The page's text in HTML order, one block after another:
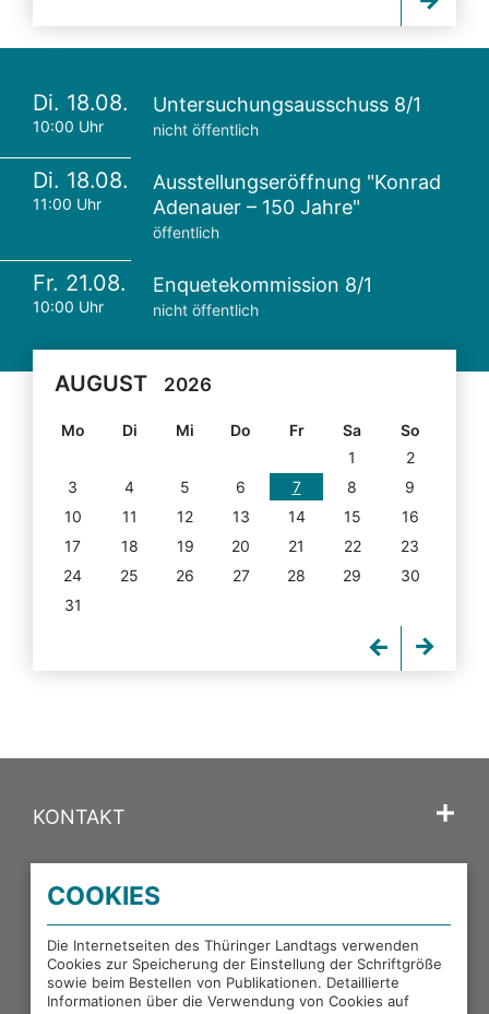
Di. 18.08.
10:00 Uhr
Untersuchungsausschuss 8/1
nicht öffentlich
Di. 18.08.
11:00 Uhr
Ausstellungseröffnung "Konrad
Adenauer – 150 Jahre"
öffentlich
Fr. 21.08.
10:00 Uhr
Enquetekommission 8/1
nicht öffentlich
AUGUST 2026
Mo Di Mi Do Fr Sa
So
1
2
3
4 5 6 7 8
9
10
11 12 13 14 15
16
17
18 19 20 21 22
23
24
25 26 27 28 29
30
31
KONTAKT
PORTALE DES THÜRINGER LANDTAGS
EXTERNE LINKS
COOKIES
Die Internetseiten des Thüringer Landtags verwenden
Cookies zur Speicherung der Einstellung der Schriftgröße
sowie beim Bestellen von Publikationen. Detaillierte
Informationen über die Verwendung von Cookies auf